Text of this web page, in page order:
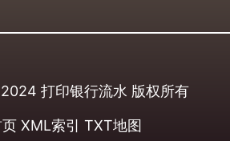
打印银行流水 版权所有
页 XML索引 TXT地图